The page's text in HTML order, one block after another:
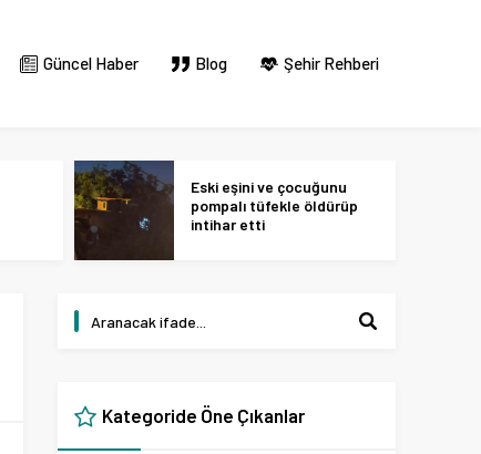
Güncel Haber Blog Şehir Rehberi
Eski eşini ve çocuğunu
pompalı tüfekle öldürüp
intihar etti
Kategoride Öne Çıkanlar